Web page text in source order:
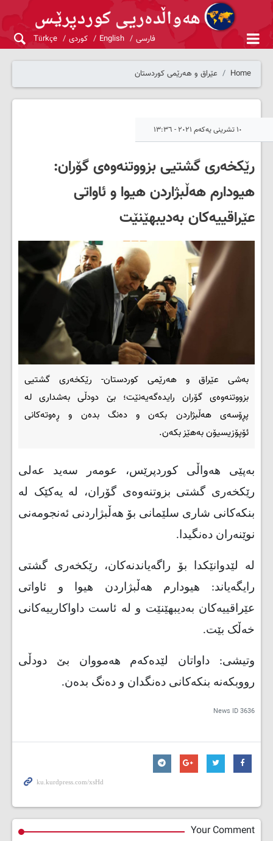
فارسی English کوردی Türkçe
Home عێراق و هەرێمی کوردستان
١٠ تشرینی یەکەم ٢٠٢١ - ١٣:٣٦
رێکخەرى گشتیى بزووتنەوەى گۆران:
هیودارم هەڵبژاردن هیوا و ئاواتى
عێراقییەکان بەدیبهێنێت
بەشی عێراق و هەرێمی کوردستان- رێکخەرى گشتیی
بزووتنەوەى گۆران رایدەگەیەنێت؛ بێ دودڵى بەشدارى لە
پڕۆسەى هەڵبژاردن بکەن و دەنگ بدەن و ڕەوتەکانی
ئۆپۆزیسیۆن بەهێز بکەن.
بەپێی هەواڵی کوردپرێس، عومەر سەید عەلى
رێکخەرى گشتى بزوتنەوەى گۆران، لە یەکێک لە
بنکەکانى شارى سلێمانى بۆ هەڵبژاردنى ئەنجومەنى
نوێنەران دەنگیدا .
لە لێدوانێکدا بۆ راگەیاندنەکان، رێکخەرى گشتى
رایگەیاند: هیودارم هەڵبژاردن هیوا و ئاواتى
عێراقییەکان بەدیبهێنێت و لە ئاست داواکارییەکانى
خەڵک بێت.
وتیشى: داواتان لێدەکەم هەمووان بێ دودڵى
رووبکەنە بنکەکانى دەنگدان و دەنگ بدەن.
News ID3636
Your Comment